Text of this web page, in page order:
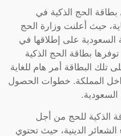
الحج الذكية في
للغاية، حيث أعلنت وزارة الحج
السعودية على إطلاقها في
بطاقة الحج الذكية
البطاقة أمر هام للغاية
المملكة. خطوات الحصول
الذكية للحج من أجل
الدينية، حيث تحتوي